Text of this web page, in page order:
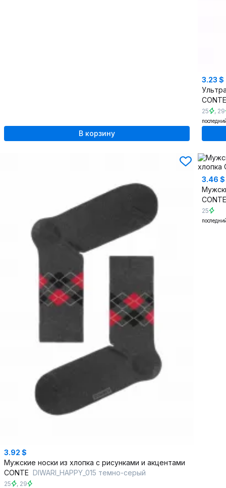
В корзину
3.23 $
25 , 29
3.92 $
Мужские носки из хлопка с рисунками и акцентами
CONTE DIWARI_HAPPY_015 темно-серый
25 , 29
3.46 $
25